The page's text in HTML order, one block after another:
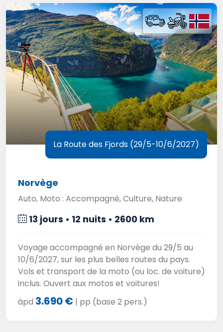
La Route des Fjords (29/5-10/6/2027)
Norvège
Auto, Moto : Accompagné, Culture, Nature
13 jours • 12 nuits • 2600 km
Voyage accompagné en Norvège du 29/5 au
10/6/2027, sur les plus belles routes du pays.
Vols et transport de la moto (ou loc. de voiture)
inclus. Ouvert aux motos et voitures!
àpd 3.690 € | pp (base 2 pers.)